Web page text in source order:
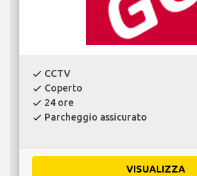
check CCTV
check Coperto
check 24 ore
check Parcheggio assicurato
VISUALIZZA